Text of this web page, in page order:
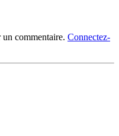
commentaire. Connectez-